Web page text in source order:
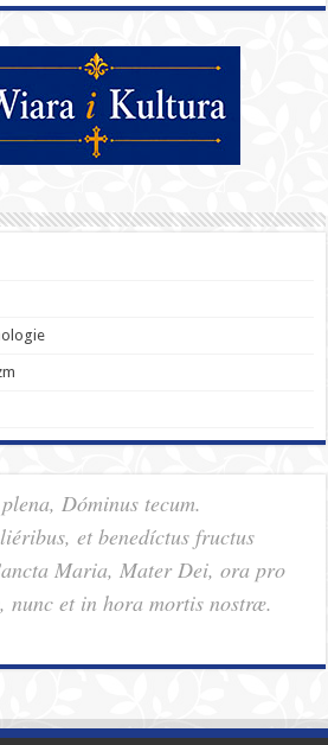
Dóminus tecum.
et benedíctus fructus
Maria, Mater Dei, ora pro
nunc et in hora mortis nostræ.